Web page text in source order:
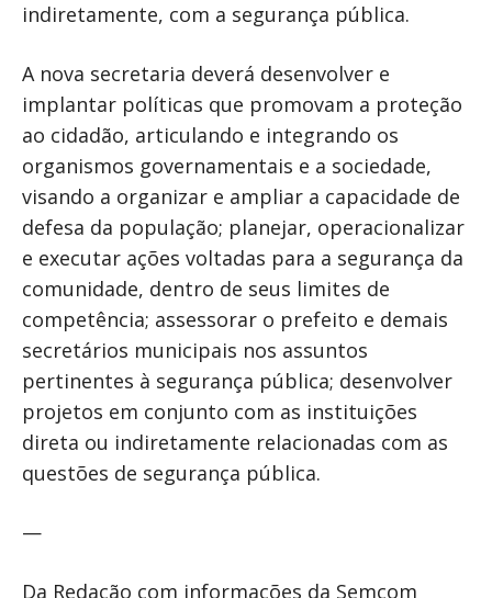
indiretamente, com a segurança pública.
A nova secretaria deverá desenvolver e
implantar políticas que promovam a proteção
ao cidadão, articulando e integrando os
organismos governamentais e a sociedade,
visando a organizar e ampliar a capacidade de
defesa da população; planejar, operacionalizar
e executar ações voltadas para a segurança da
comunidade, dentro de seus limites de
competência; assessorar o prefeito e demais
secretários municipais nos assuntos
pertinentes à segurança pública; desenvolver
projetos em conjunto com as instituições
direta ou indiretamente relacionadas com as
questões de segurança pública.
—
Da Redação com informações da Semcom